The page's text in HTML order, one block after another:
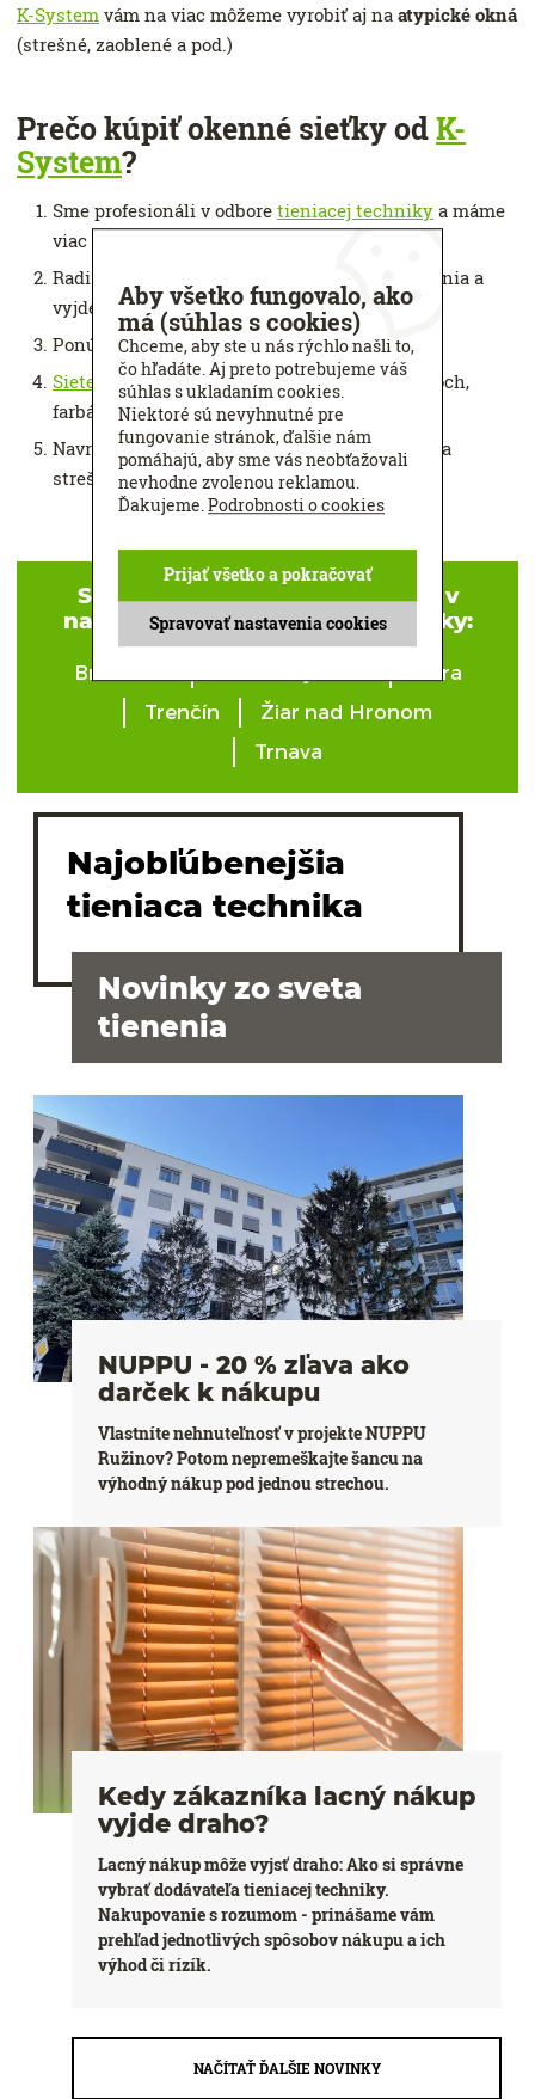
K-System vám na viac môžeme vyrobiť aj na atypické okná
(strešné, zaoblené a pod.)
Prečo kúpiť okenné sieťky odK-
System?
Sme profesionáli v odbore tieniacej techniky a máme
viac ako 32 rokov skúseností
Radi poradíme, navrhneme individuálne riešenia a
vyjdeme vám v ústrety
Ponúkame kvalitu za primeranú cenu
Siete do okienponúkame v mnohých variantoch,
farbách a prevedeniach
Navrhneme vám riešenie aj na atypické okná a
strešné okná
Sieťky na okná si môžete kúpiť v
našich štúdiach tienaciej techniky:
Bratislava
Nitra
Trenčín
Žiar nad Hronom
Trnava
Najobľúbenejšia
tieniaca technika
Novinky zo sveta
tienenia
NUPPU - 20 % zľava ako
darček k nákupu
Vlastníte nehnuteľnosť v projekte NUPPU
Ružinov? Potom nepremeškajte šancu na
výhodný nákup pod jednou strechou.
Kedy zákazníka lacný nákup
vyjde draho?
Lacný nákup môže vyjsť draho: Ako si správne
vybrať dodávateľa tieniacej techniky.
Nakupovanie s rozumom - prinášame vám
prehľad jednotlivých spôsobov nákupu a ich
výhod či rízík.
NAČÍTAŤ ĎALŠIE NOVINKY
Aby všetko fungovalo, ako
má (súhlas s cookies)
Chceme, aby ste u nás rýchlo našli to,
čo hľadáte. Aj preto potrebujeme váš
súhlas s ukladaním cookies.
Niektoré sú nevyhnutné pre
fungovanie stránok, ďalšie nám
pomáhajú, aby sme vás neobťažovali
nevhodne zvolenou reklamou.
Ďakujeme.Podrobnosti o cookies
Spravovať nastavenia cookies
Prijať všetko a pokračovať